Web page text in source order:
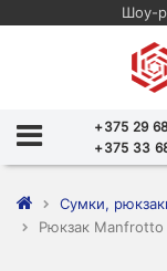
Шоу-
+375 29
+375 33
Сумки,
Рюкзак Manfrotto